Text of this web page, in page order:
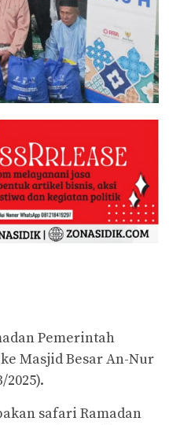
Pemerintah
Masjid Besar An-Nur
safari Ramadan